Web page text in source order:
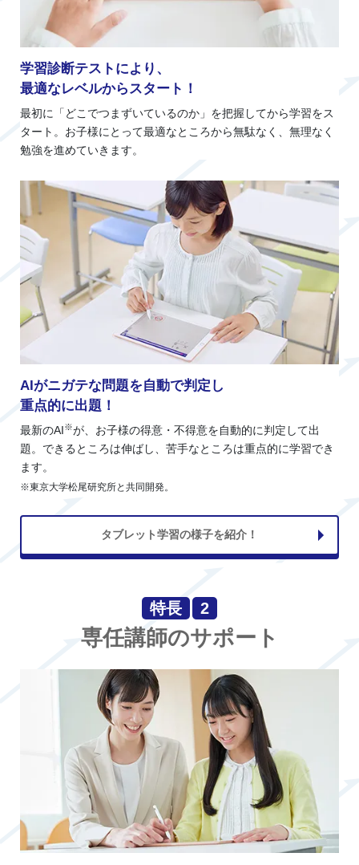
学習診断テストにより、
最適なレベルからスタート！
最初に「どこでつまずいているのか」を把握してから学習をス
タート。お子様にとって最適なところから無駄なく、無理なく
勉強を進めていきます。
AIがニガテな問題を自動で判定し
重点的に出題！
最新のAI※が、お子様の得意・不得意を自動的に判定して出
題。できるところは伸ばし、苦手なところは重点的に学習でき
ます。
※東京大学松尾研究所と共同開発。
タブレット学習の様子を紹介！
特長 2
専任講師のサポート